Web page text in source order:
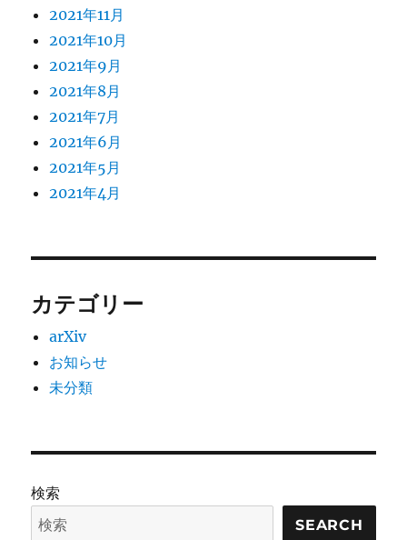
2021年11月
2021年10月
2021年9月
2021年8月
2021年7月
2021年6月
2021年5月
2021年4月
カテゴリー
arXiv
お知らせ
未分類
検索
SEARCH